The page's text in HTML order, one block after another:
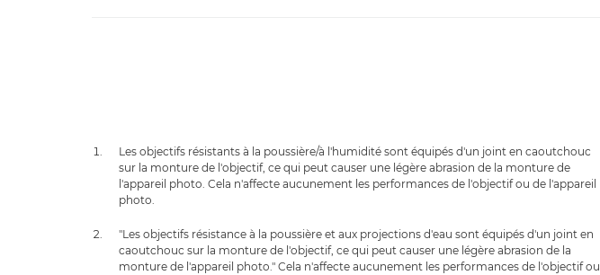
Les objectifs résistants à la poussière/à l'humidité sont équipés d'un joint en caoutchouc
sur la monture de l'objectif, ce qui peut causer une légère abrasion de la monture de
l'appareil photo. Cela n'affecte aucunement les performances de l'objectif ou de l'appareil
photo.
"Les objectifs résistance à la poussière et aux projections d'eau sont équipés d'un joint en
caoutchouc sur la monture de l'objectif, ce qui peut causer une légère abrasion de la
monture de l'appareil photo." Cela n'affecte aucunement les performances de l'objectif ou